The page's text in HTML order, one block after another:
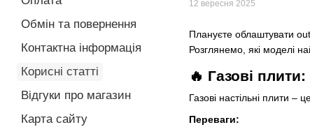
12 вересня 2025
Плануєте облаштувати
Розглянемо, які моделі
🔥 Газові
Газові настільні плити –
Переваги:
Обмін та повернення
Контактна інформація
Корисні статті
Відгуки про магазин
Карта сайту